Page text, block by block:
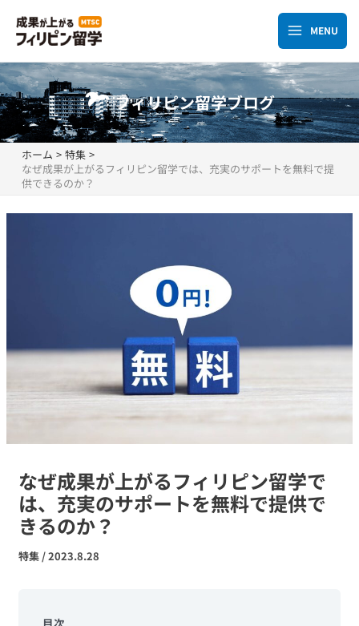
ス
キ
ッ
Main
Menu
MENU
フィリピン留学ブログ
ホーム
特集
なぜ成果が上がるフィリピン留学では、充実のサポートを無料で提
供できるのか？
なぜ成果が上がるフィリピン留学で
は、充実のサポートを無料で提供で
きるのか？
特集 /2023.8.28